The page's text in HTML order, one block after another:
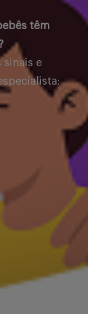
têm
sinais e